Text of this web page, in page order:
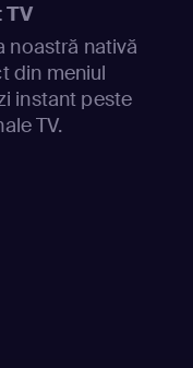
TV
noastră nativă
din meniul
instant peste
TV.